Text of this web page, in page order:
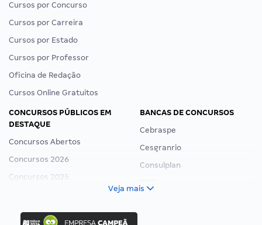
Cursos por Concurso
Cursos por Carreira
Cursos por Estado
Cursos por Professor
Oficina de Redação
Cursos Online Gratuitos
CONCURSOS PÚBLICOS EM
DESTAQUE
Concursos Abertos
Concursos 2026
Concursos 2025
Concurso Ibama
BANCAS DE CONCURSOS
Cebraspe
Cesgranrio
Consulplan
Veja mais